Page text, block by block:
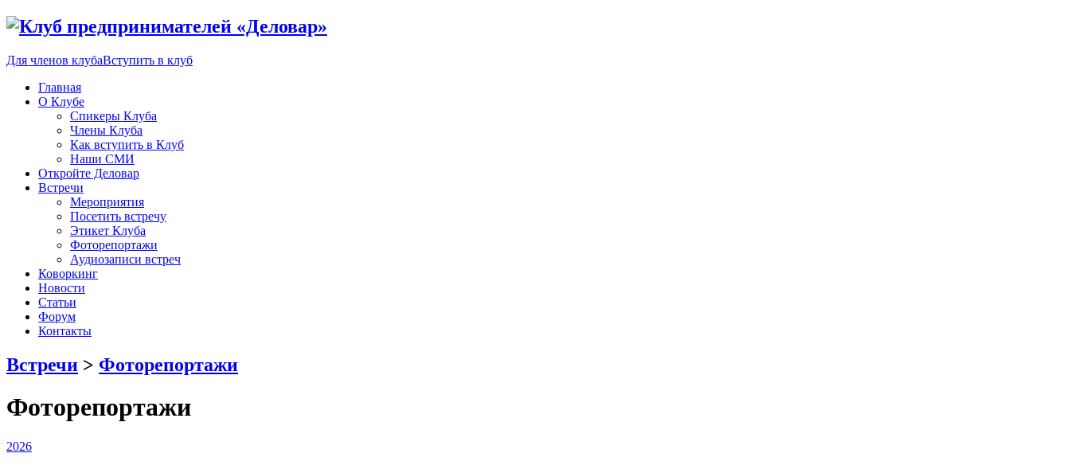
Для членов клубаВступить в клуб
Главная
О Клубе
Спикеры Клуба
Члены Клуба
Как вступить в Клуб
Наши СМИ
Откройте Деловар
Встречи
Мероприятия
Посетить встречу
Этикет Клуба
Фоторепортажи
Аудиозаписи встреч
Коворкинг
Новости
Статьи
Форум
Контакты
Встречи > Фоторепортажи
Фоторепортажи
2026